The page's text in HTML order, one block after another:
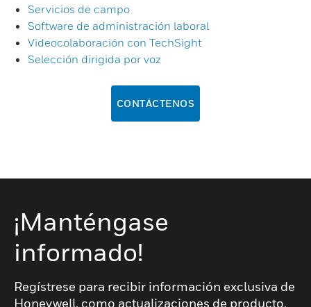
Servicios de campo
Software de administración laboral
Videocolaboración con TechSight
Selección dirigida por voz
CONTÁCTENOS
¡Manténgase
informado!
Regístrese para recibir información exclusiva de
Honeywell, como actualizaciones de producto,